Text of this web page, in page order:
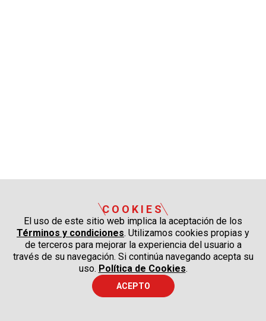
COOKIES
El uso de este sitio web implica la aceptación de los
Términos y condiciones. Utilizamos cookies propias y
de terceros para mejorar la experiencia del usuario a
través de su navegación. Si continúa navegando acepta su
uso. Política de Cookies.
ACEPTO